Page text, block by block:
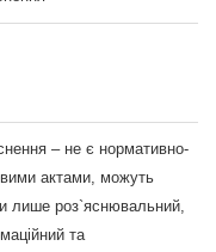
– не є нормативно-
актами, можуть
лише роз`яснювальний,
та